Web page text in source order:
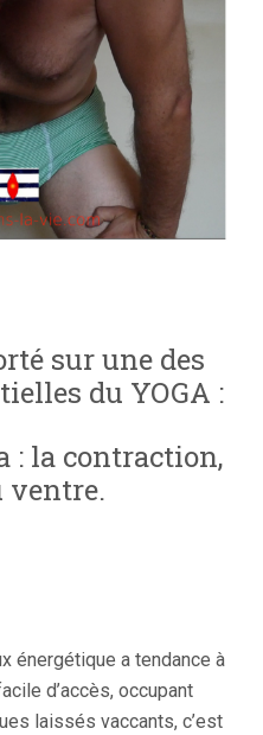
sur une des
du YOGA :
: la contraction,
ventre.
énergétique a tendance à
d’accès, occupant
laissés vaccants, c’est